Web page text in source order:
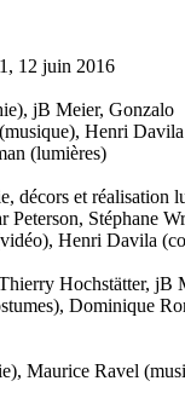
12 juin 2016
jB Meier, Gonzalo
Henri Davila
(lumières)
décors et réalisation
Peterson, Stéphane
Henri Davila
Hochstätter, jB
Dominique
Maurice Ravel